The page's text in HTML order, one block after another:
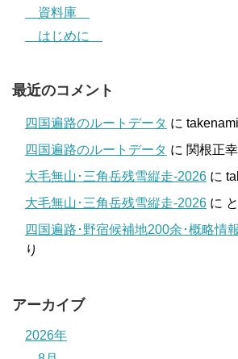
資料庫
はじめに
最近のコメント
四国遍路のルートデータ に
四国遍路のルートデータ に 関根正幸
大毛無山･三角岳残雪縦走-2026 に
大毛無山･三角岳残雪縦走-2026 に
四国遍路･野宿候補地200余･概略情報
り
アーカイブ
2026年